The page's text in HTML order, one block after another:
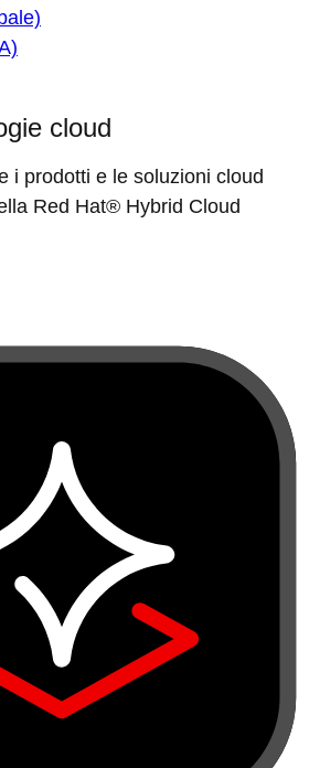
cloud
i prodotti e le soluzioni cloud
Red Hat® Hybrid Cloud